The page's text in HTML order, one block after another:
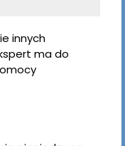
innych
ma do